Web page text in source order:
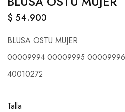
$ 54.900
BLUSA OSTU MUJER
00009994 00009995 00009996
40010272
Talla